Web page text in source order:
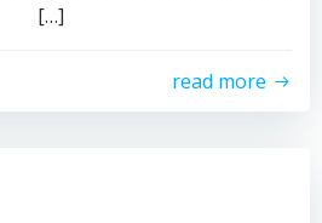
[…]
read more